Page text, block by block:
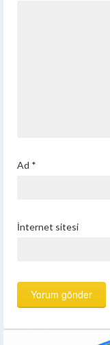
Ad *
İnternet sitesi